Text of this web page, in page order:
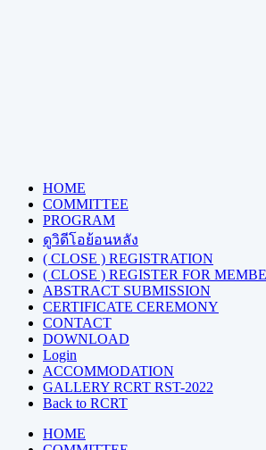
HOME
COMMITTEE
PROGRAM
ดูวิดีโอย้อนหลัง
( CLOSE ) REGISTRATION
( CLOSE ) REGISTER FOR
ABSTRACT SUBMISSION
CERTIFICATE CEREMONY
CONTACT
DOWNLOAD
Login
ACCOMMODATION
GALLERY RCRT RST-2022
Back to RCRT
HOME